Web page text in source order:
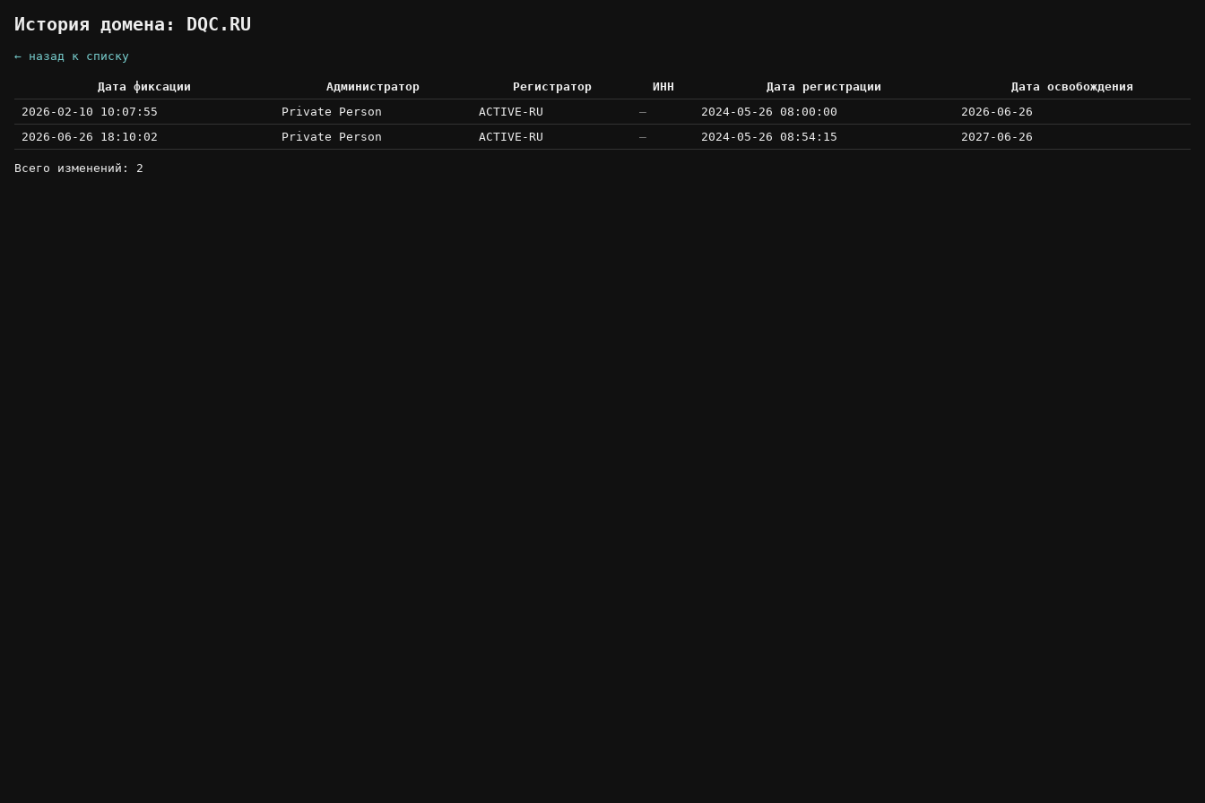
История домена: DQC.RU
← назад к списку
Дата фиксации Администратор Регистратор ИНН Дата регистрации
Дата освобождения
2026-02-10 10:07:55
Private Person ACTIVE-RU — 2024-05-26 08:00:00
2026-06-26
2026-06-26 18:10:02
Private Person ACTIVE-RU — 2024-05-26 08:54:15 2027-06-26
Всего изменений: 2